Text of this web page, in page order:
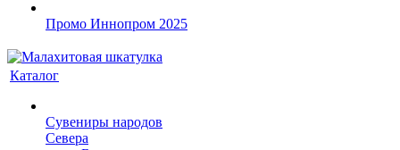
Промо Иннопром 2025
Каталог
Сувениры народов
Севера